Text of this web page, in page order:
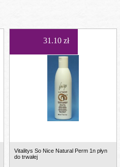
31.10 zł
Vitalitys So Nice Natural Perm 1n płyn
do trwałej